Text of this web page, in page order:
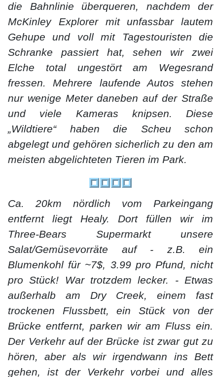
die Bahnlinie überqueren, nachdem der
McKinley Explorer mit unfassbar lautem
Gehupe und voll mit Tagestouristen die
Schranke passiert hat, sehen wir zwei
Elche total ungestört am Wegesrand
fressen. Mehrere laufende Autos stehen
nur wenige Meter daneben auf der Straße
und viele Kameras knipsen. Diese
„Wildtiere“ haben die Scheu schon
abgelegt und gehören sicherlich zu den am
meisten abgelichteten Tieren im Park.
Ca. 20km nördlich vom Parkeingang
entfernt liegt Healy. Dort füllen wir im
Three-Bears Supermarkt unsere
Salat/Gemüsevorräte auf - z.B. ein
Blumenkohl für ~7$, 3.99 pro Pfund, nicht
pro Stück! War trotzdem lecker. - Etwas
außerhalb am Dry Creek, einem fast
trockenen Flussbett, ein Stück von der
Brücke entfernt, parken wir am Fluss ein.
Der Verkehr auf der Brücke ist zwar gut zu
hören, aber als wir irgendwann ins Bett
gehen, ist der Verkehr vorbei und alles